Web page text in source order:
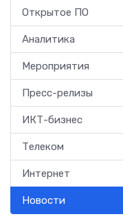
Открытое ПО
Аналитика
Мероприятия
Пресс-релизы
ИКТ-бизнес
Телеком
Интернет
Новости